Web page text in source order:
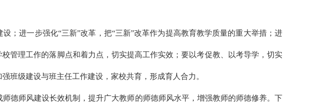
；进一步强化“三新”改革，把“三新”改革作为提高教育教学质量的重大举措；进
管理工作的落脚点和着力点，切实提高工作实效；要以考促教、以考导学，切实
班级建设与班主任工作建设，家校共育，形成育人合力。
德师风建设长效机制，提升广大教师的师德师风水平，增强教师的师德修养。下